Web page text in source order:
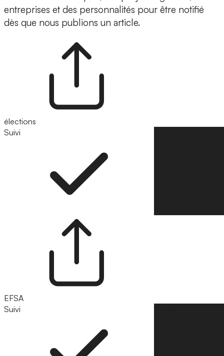
entreprises et des personnalités pour être notifié
dès que nous publions un article.
élections
Suivi
EFSA
Suivi